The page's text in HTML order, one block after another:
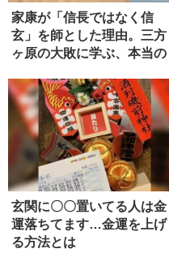
家康が「信長ではなく信
玄」を師とした理由。三方
ヶ原の大敗に学ぶ、本当の
玄関に〇〇置いてる人は金
運落ちてます…金運を上げ
る方法とは